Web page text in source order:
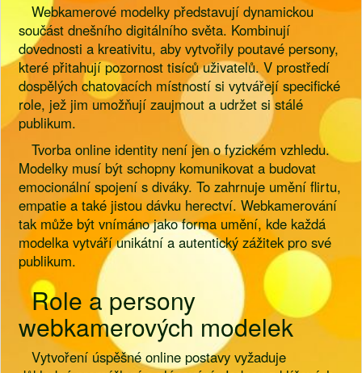
Webkamerové modelky představují dynamickou
součást dnešního digitálního světa. Kombinují
dovednosti a kreativitu, aby vytvořily poutavé persony,
které přitahují pozornost tisíců uživatelů. V prostředí
dospělých chatovacích místností si vytvářejí specifické
role, jež jim umožňují zaujmout a udržet si stálé
publikum.
Tvorba online identity není jen o fyzickém vzhledu.
Modelky musí být schopny komunikovat a budovat
emocionální spojení s diváky. To zahrnuje umění flirtu,
empatie a také jistou dávku herectví. Webkamerování
tak může být vnímáno jako forma umění, kde každá
modelka vytváří unikátní a autentický zážitek pro své
publikum.
Role a persony
webkamerových modelek
Vytvoření úspěšné online postavy vyžaduje